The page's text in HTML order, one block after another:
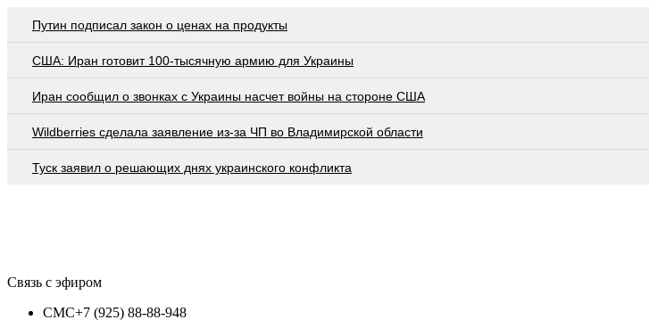
Путин подписал закон о ценах на продукты
США: Иран готовит 100-тысячную армию для Украины
Иран сообщил о звонках с Украины насчет войны на стороне США
Wildberries cделала заявление из-за ЧП во Владимирской области
Туск заявил о решающих днях украинского конфликта
Связь с эфиром
СМС+7 (925) 88-88-948